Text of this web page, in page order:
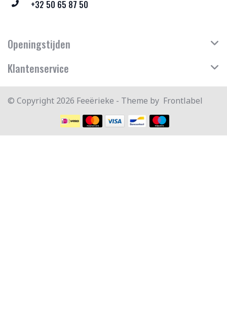
+32 50 65 87 50
Openingstijden
Klantenservice
© Copyright 2026 Feeërieke - Theme by Frontlabel